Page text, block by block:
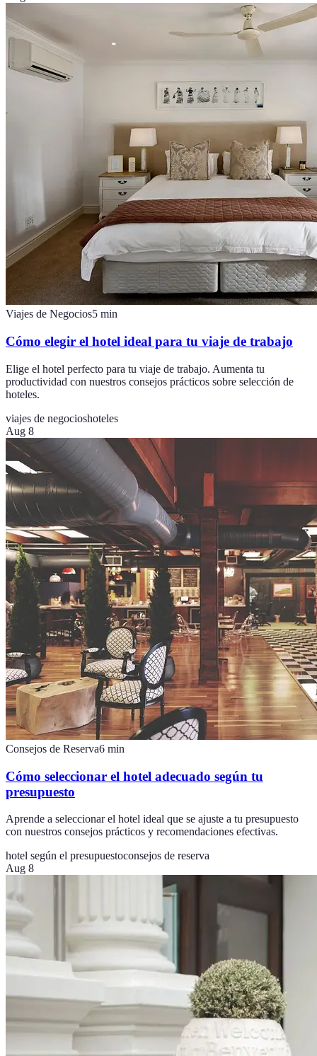
Viajes de Negocios5 min
Cómo elegir el hotel ideal para tu viaje de trabajo
Elige el hotel perfecto para tu viaje de trabajo. Aumenta tu
productividad con nuestros consejos prácticos sobre selección de
hoteles.
viajes de negocioshoteles
Aug 8
Consejos de Reserva6 min
Cómo seleccionar el hotel adecuado según tu
presupuesto
Aprende a seleccionar el hotel ideal que se ajuste a tu presupuesto
con nuestros consejos prácticos y recomendaciones efectivas.
hotel según el presupuestoconsejos de reserva
Aug 8